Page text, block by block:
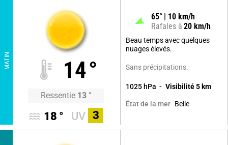
MATIN 14°
Ressentie 13 °
18 ° UV 3
65° 10 km/h
Rafales à 20 km/h
Beau temps avec quelques
nuages élevés.
Sans précipitations.
1025 hPa Visibilité 5 km
État de la mer Belle